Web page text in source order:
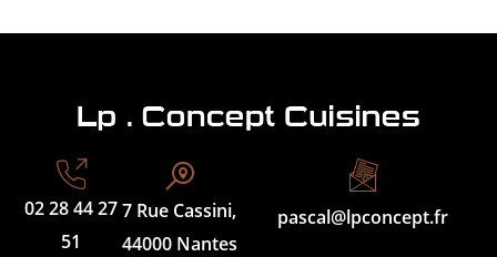
02 28 44 27
51
7 Rue Cassini,
44000 Nantes
pascal@lpconcept.fr